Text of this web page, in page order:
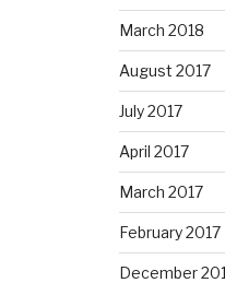
March 2018
August 2017
July 2017
April 2017
March 2017
February 2017
December